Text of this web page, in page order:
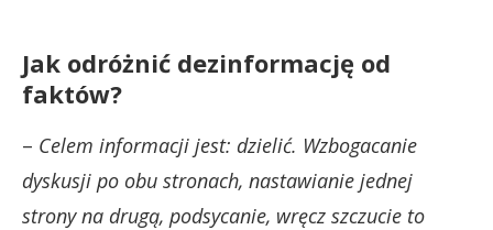
Jak odróżnić dezinformację od
faktów?
– Celem informacji jest: dzielić. Wzbogacanie
dyskusji po obu stronach, nastawianie jednej
strony na drugą, podsycanie, wręcz szczucie to